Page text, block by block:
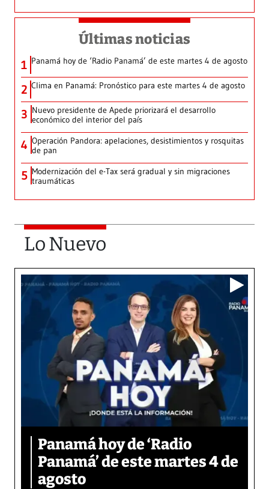
Últimas noticias
1 Panamá hoy de ‘Radio Panamá’ de este martes 4 de agosto
2 Clima en Panamá: Pronóstico para este martes 4 de agosto
3 Nuevo presidente de Apede priorizará el desarrollo
económico del interior del país
4 Operación Pandora: apelaciones, desistimientos y rosquitas
de pan
5 Modernización del e-Tax será gradual y sin migraciones
traumáticas
Lo Nuevo
Panamá hoy de ‘Radio
Panamá’ de este martes 4 de
agosto